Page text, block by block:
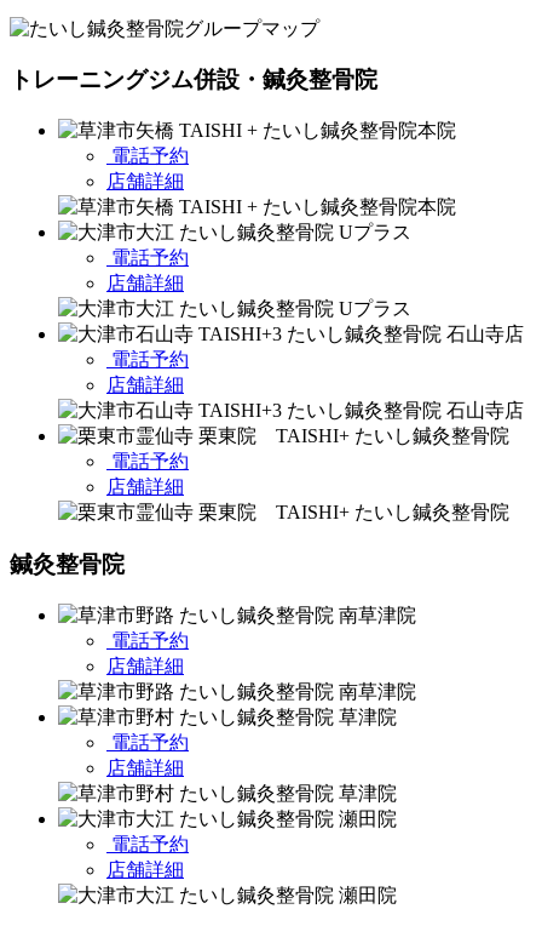
トレーニングジム併設・鍼灸整骨院
電話予約
店舗詳細
電話予約
店舗詳細
電話予約
店舗詳細
電話予約
店舗詳細
鍼灸整骨院
電話予約
店舗詳細
電話予約
店舗詳細
電話予約
店舗詳細